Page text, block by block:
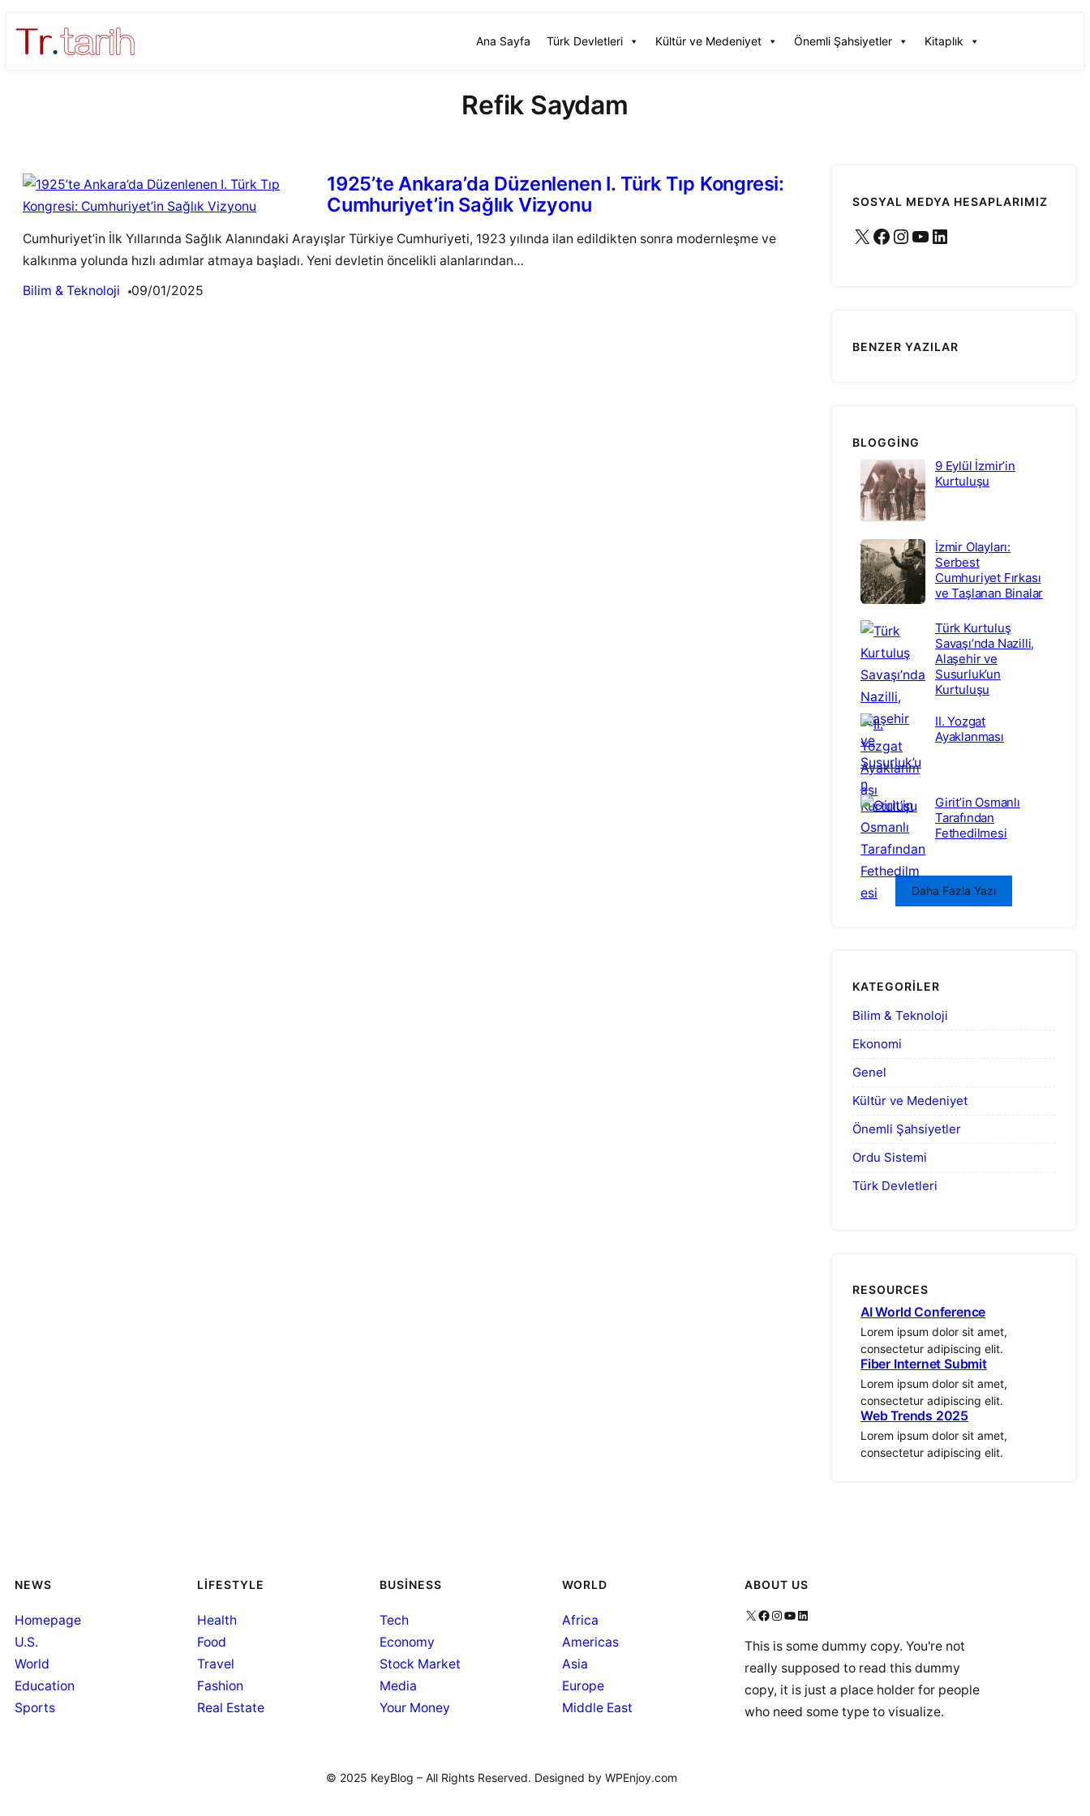
Ana Sayfa Türk Devletleri Kültür ve Medeniyet Önemli Şahsiyetler Kitaplık
Refik Saydam
1925’te Ankara’da Düzenlenen I. Türk Tıp Kongresi:
Cumhuriyet’in Sağlık Vizyonu
Cumhuriyet’in İlk Yıllarında Sağlık Alanındaki Arayışlar Türkiye Cumhuriyeti, 1923 yılında ilan edildikten sonra modernleşme ve
kalkınma yolunda hızlı adımlar atmaya başladı. Yeni devletin öncelikli alanlarından…
Bilim & Teknoloji
09/01/2025
SOSYAL MEDYA HESAPLARIMIZ
X Facebook Instagram YouTube LinkedIn
BENZER YAZILAR
BLOGGING
9 Eylül İzmir’in
Kurtuluşu
İzmir Olayları:
Serbest
Cumhuriyet Fırkası
ve Taşlanan Binalar
Türk Kurtuluş
Savaşı’nda Nazilli,
Alaşehir ve
Susurluk’un
Kurtuluşu
II. Yozgat
Ayaklanması
Girit’in Osmanlı
Tarafından
Fethedilmesi
Daha Fazla Yazı
KATEGORILER
Bilim & Teknoloji
Ekonomi
Genel
Kültür ve Medeniyet
Önemli Şahsiyetler
Ordu Sistemi
Türk Devletleri
RESOURCES
AI World Conference
Lorem ipsum dolor sit amet,
consectetur adipiscing elit.
Fiber Internet Submit
Lorem ipsum dolor sit amet,
consectetur adipiscing elit.
Web Trends 2025
Lorem ipsum dolor sit amet,
consectetur adipiscing elit.
NEWS
Homepage
U.S.
World
Education
Sports
LIFESTYLE
Health
Food
Travel
Fashion
Real Estate
BUSINESS
Tech
Economy
Stock Market
Media
Your Money
WORLD
Africa
Americas
Asia
Europe
Middle East
ABOUT US
X Facebook Instagram YouTube LinkedIn
This is some dummy copy. You're not
really supposed to read this dummy
copy, it is just a place holder for people
who need some type to visualize.
© 2025 KeyBlog – All Rights Reserved. Designed by WPEnjoy.com